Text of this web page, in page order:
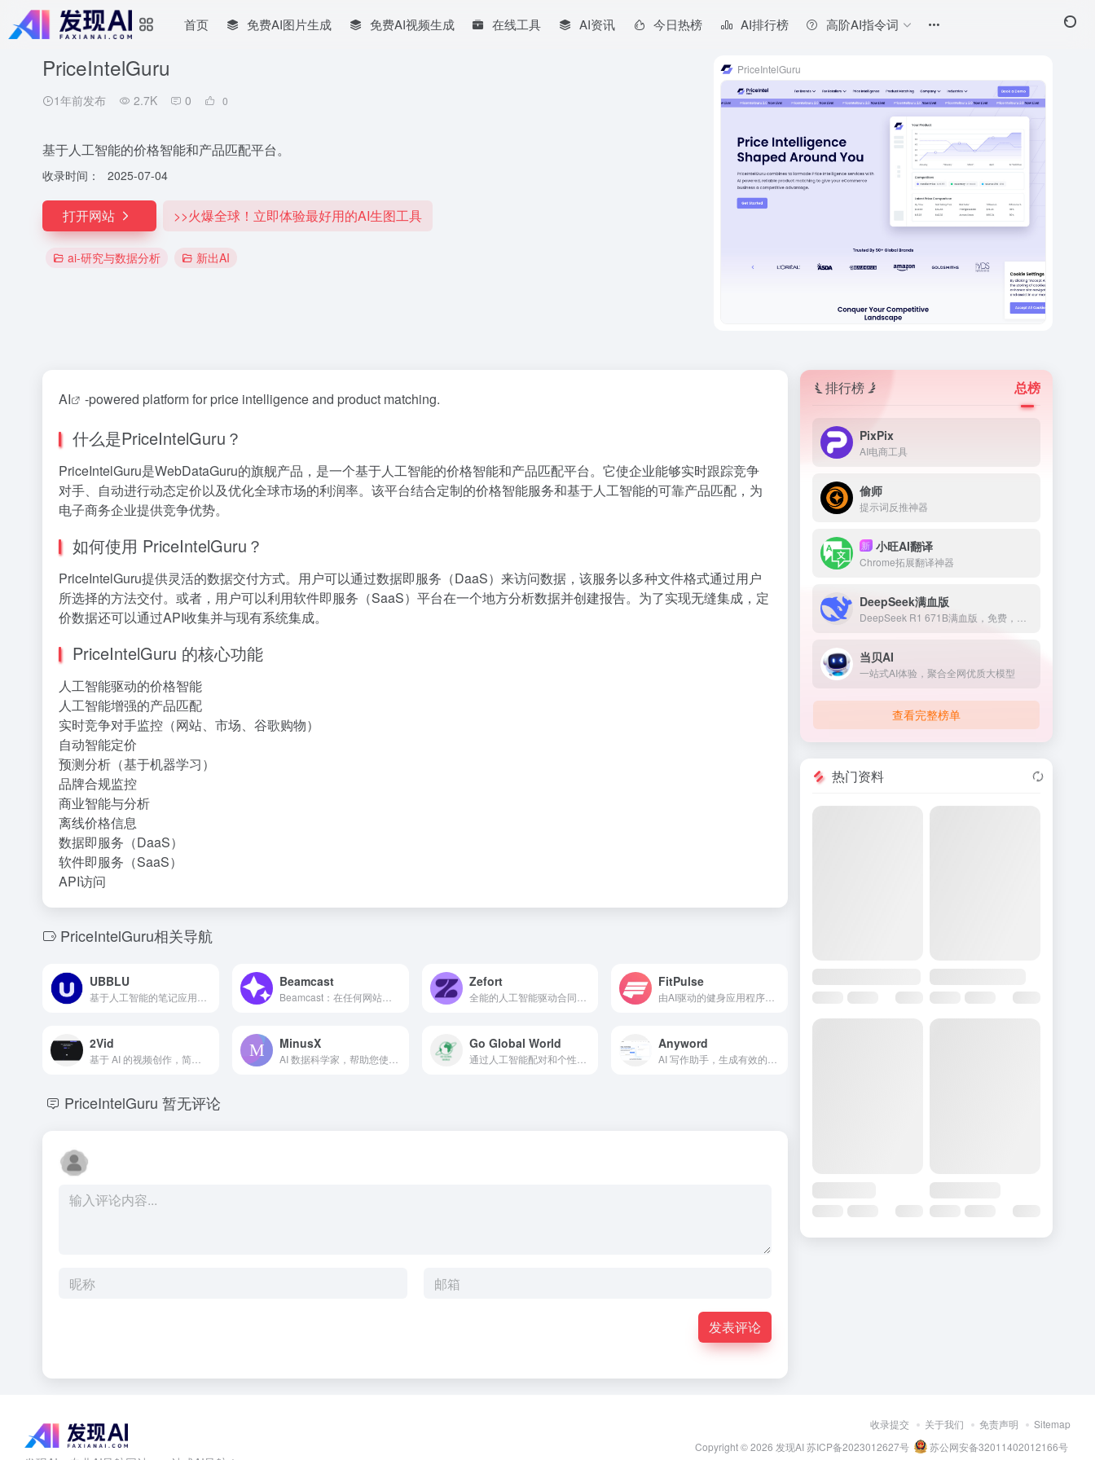
首页 免费AI图片生成 免费AI视频生成 在线工具 AI资讯 今日热榜 AI排行榜 高阶AI指令词
PriceIntelGuru
1年前发布 2.7K 0 0
基于人工智能的价格智能和产品匹配平台。
收录时间： 2025-07-04
打开网站 >>火爆全球！立即体验最好用的AI生图工具
ai-研究与数据分析 新出AI
PriceIntelGuru
AI -powered platform for price intelligence and product matching.
什么是PriceIntelGuru？
PriceIntelGuru是WebDataGuru的旗舰产品，是一个基于人工智能的价格智能和产品匹配平台。它使企业能够实时跟踪竞争
对手、自动进行动态定价以及优化全球市场的利润率。该平台结合定制的价格智能服务和基于人工智能的可靠产品匹配，为
电子商务企业提供竞争优势。
如何使用 PriceIntelGuru？
PriceIntelGuru提供灵活的数据交付方式。用户可以通过数据即服务（DaaS）来访问数据，该服务以多种文件格式通过用户
所选择的方法交付。或者，用户可以利用软件即服务（SaaS）平台在一个地方分析数据并创建报告。为了实现无缝集成，定
价数据还可以通过API收集并与现有系统集成。
PriceIntelGuru 的核心功能
人工智能驱动的价格智能
人工智能增强的产品匹配
实时竞争对手监控（网站、市场、谷歌购物）
自动智能定价
预测分析（基于机器学习）
品牌合规监控
商业智能与分析
离线价格信息
数据即服务（DaaS）
软件即服务（SaaS）
API访问
PriceIntelGuru相关导航
UBBLU Beamcast
Beamcast：在任何网站上运行AI命令，借助ChatGPT的强大功能。
Zefort FitPulse
2Vid MinusX Go Global World Anyword
PriceIntelGuru 暂无评论
发表评论
排行榜 总榜
PixPix
AI电商工具
偷师
提示词反推神器
新 小旺AI翻译
Chrome拓展翻译神器
DeepSeek满血版
当贝AI
一站式AI体验，聚合全网优质大模型
查看完整榜单
热门资料
收录提交 关于我们 免责声明
Sitemap
Copyright © 2026 发现AI苏ICP备2023012627号 苏公网安备32011402012166号